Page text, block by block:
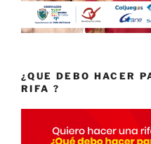
¿QUE DEBO HACER
RIFA ?